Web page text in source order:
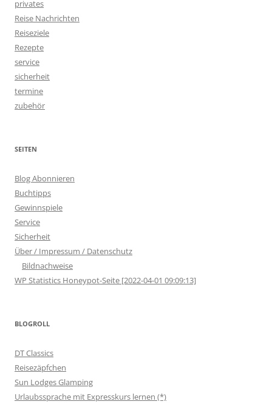
privates
Reise Nachrichten
Reiseziele
Rezepte
service
sicherheit
termine
zubehör
SEITEN
Blog Abonnieren
Buchtipps
Gewinnspiele
Service
Sicherheit
Über / Impressum / Datenschutz
Bildnachweise
WP Statistics Honeypot-Seite [2022-04-01 09:09:13]
BLOGROLL
DT Classics
Reisezäpfchen
Sun Lodges Glamping
Urlaubssprache mit Expresskurs lernen (*)